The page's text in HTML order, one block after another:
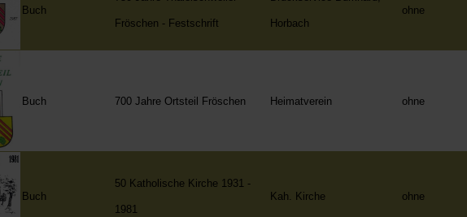
Buch
Fröschen - Festschrift Horbach
ohne
Buch 700 Jahre Ortsteil Fröschen Heimatverein ohne
Buch
50 Katholische Kirche 1931 -
1981
Kah. Kirche ohne